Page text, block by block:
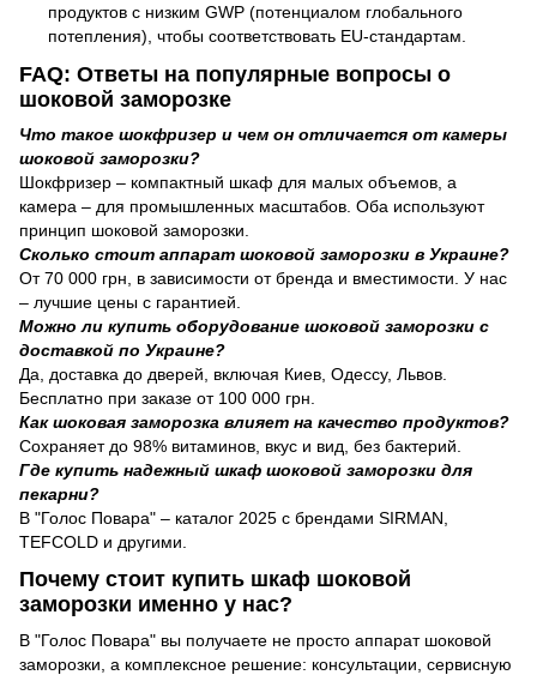
продуктов с низким GWP (потенциалом глобального
потепления), чтобы соответствовать EU-стандартам.
FAQ: Ответы на популярные вопросы о
шоковой заморозке
Что такое шокфризер и чем он отличается от камеры
шоковой заморозки?
Шокфризер – компактный шкаф для малых объемов, а
камера – для промышленных масштабов. Оба используют
принцип шоковой заморозки.
Сколько стоит аппарат шоковой заморозки в Украине?
От 70 000 грн, в зависимости от бренда и вместимости. У нас
– лучшие цены с гарантией.
Можно ли купить оборудование шоковой заморозки с
доставкой по Украине?
Да, доставка до дверей, включая Киев, Одессу, Львов.
Бесплатно при заказе от 100 000 грн.
Как шоковая заморозка влияет на качество продуктов?
Сохраняет до 98% витаминов, вкус и вид, без бактерий.
Где купить надежный шкаф шоковой заморозки для
пекарни?
В "Голос Повара" – каталог 2025 с брендами SIRMAN,
TEFCOLD и другими.
Почему стоит купить шкаф шоковой
заморозки именно у нас?
В "Голос Повара" вы получаете не просто аппарат шоковой
заморозки, а комплексное решение: консультации, сервисную